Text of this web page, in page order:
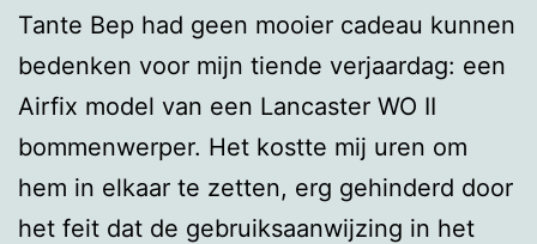
Tante Bep had geen mooier cadeau kunnen
bedenken voor mijn tiende verjaardag: een
Airfix model van een Lancaster WO II
bommenwerper. Het kostte mij uren om
hem in elkaar te zetten, erg gehinderd door
het feit dat de gebruiksaanwijzing in het